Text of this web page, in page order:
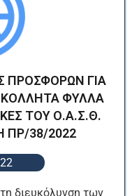
ΠΡΟΣΦΟΡΩΝ ΓΙΑ
ΦΥΛΛΑ
ΤΟΥ Ο.Α.Σ.Θ.
38/2022
διευκόλυνση των